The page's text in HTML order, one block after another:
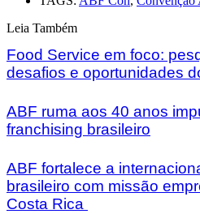
Leia Também
Food Service em foco:
desafios e oportunidades
ABF ruma aos 40 anos
franchising brasileiro
ABF fortalece a
brasileiro com missão
Costa Rica